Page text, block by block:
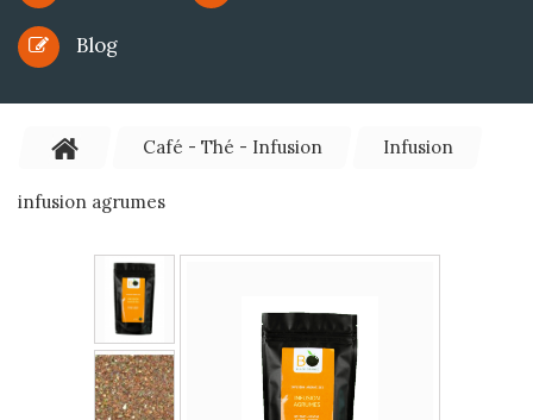
Blog
Café - Thé - Infusion Infusion
infusion agrumes